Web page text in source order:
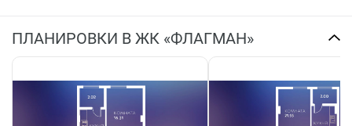
ПЛАНИРОВКИ В ЖК «ФЛАГМАН»